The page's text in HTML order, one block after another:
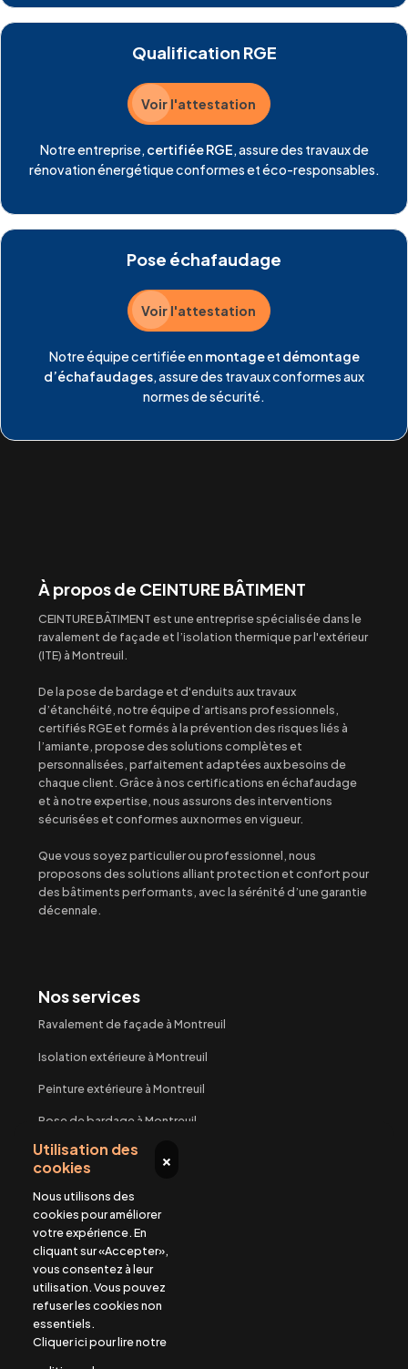
Qualification RGE
Notre entreprise, certifiée RGE, assure des travaux de
rénovation énergétique conformes et éco-responsables.
Voir l'attestation
Pose échafaudage
Notre équipe certifiée en montageet démontage
d’échafaudages, assure des travaux conformes aux
normes de sécurité.
Voir l'attestation
Utilisation des
cookies
×
Nous utilisons des
cookies pour améliorer
votre expérience. En
cliquant sur «Accepter»,
vous consentez à leur
utilisation. Vous pouvez
refuser les cookies non
essentiels.
Cliquer ici pour lire notre
À propos de CEINTURE BÂTIMENT
CEINTURE BÂTIMENT est une entreprise spécialisée dans le
ravalement de façade et l’isolation thermique par l'extérieur
(ITE) à Montreuil.
De la pose de bardage et d'enduits aux travaux
d’étanchéité, notre équipe d’artisans professionnels,
certifiés RGE et formés à la prévention des risques liés à
l’amiante, propose des solutions complètes et
personnalisées, parfaitement adaptées aux besoins de
chaque client. Grâce à nos certifications en échafaudage
et à notre expertise, nous assurons des interventions
sécurisées et conformes aux normes en vigueur.
Que vous soyez particulier ou professionnel, nous
proposons des solutions alliant protection et confort pour
des bâtiments performants, avec la sérénité d’une garantie
décennale.
Nos services
Ravalement de façade à Montreuil
Isolation extérieure à Montreuil
Peinture extérieure à Montreuil
Pose de bardage à Montreuil
Travaux de maçonnerie à Montreuil
Plus d'informations
Demandez un devis
Contactez-nous
Mentions légales
Contact